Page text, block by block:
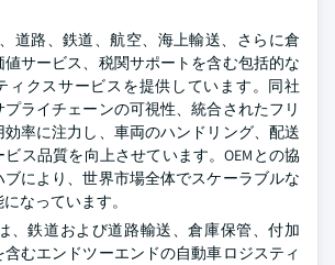
道路、鉄道、航空、海上輸送、さらに倉
値サービス、税関サポートを含む包括的な
ィクスサービスを提供しています。同社
ライチェーンの可視性、統合されたフリ
効率に注力し、車両のハンドリング、配送
ス品質を向上させています。OEMとの協
により、世界市場全体でスケーラブルな
なっています。
、鉄道および道路輸送、倉庫保管、付加
むエンドツーエンドの自動車ロジスティ